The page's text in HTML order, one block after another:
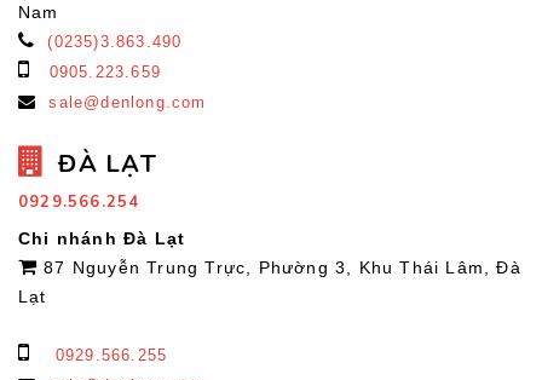
Nam
(0235)3.863.490
0905.223.659
sale@denlong.com
ĐÀ LẠT
0929.566.254
Chi nhánh Đà Lạt
87 Nguyễn Trung Trực, Phường 3, Khu Thái Lâm, Đà
Lạt
0929.566.255